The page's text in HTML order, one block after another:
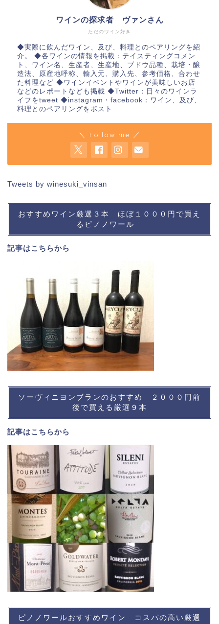
ただのワイン好き
ワインの探求者 ヴァンさん
◆実際に飲んだワイン、及び、料理とのペアリングを紹
介。 ◆各ワインの情報を掲載：テイスティングコメン
ト、ワイン名、生産者、生産地、ブドウ品種、栽培・醸
造法、原産地呼称、輸入元、購入先、参考価格、合わせ
た料理など ◆ワインイベントやワインが美味しいお店
などのレポートなども掲載 ◆Twitter：日々のワインラ
イフをtweet ◆instagram・facebook：ワイン、及び、
料理とのペアリングをポスト
＼ Follow me ／
Tweets by winesuki_vinsan
おすすめワイン厳選３本 ほぼ１０００円で買え
るピノノワール
記事はこちらから
ソーヴィニヨンブランのおすすめ ２０００円前
後で買える厳選９本
記事はこちらから
ピノノワールおすすめワイン コスパの高い厳選